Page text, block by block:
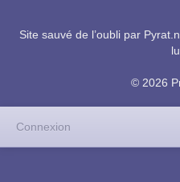
Site sauvé de l’oubli par
© 2026
Connexion